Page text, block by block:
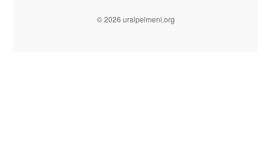
© 2026 uralpelmeni.org